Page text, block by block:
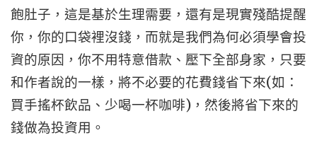
飽肚子，這是基於生理需要，還有是現實殘酷提醒
你，你的口袋裡沒錢，而就是我們為何必須學會投
資的原因，你不用特意借款、壓下全部身家，只要
和作者說的一樣，將不必要的花費錢省下來(如：
買手搖杯飲品、少喝一杯咖啡) ，然後將省下來的
錢做為投資用。